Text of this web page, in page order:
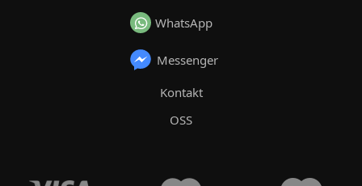
WhatsApp
Messenger
Kontakt
OSS